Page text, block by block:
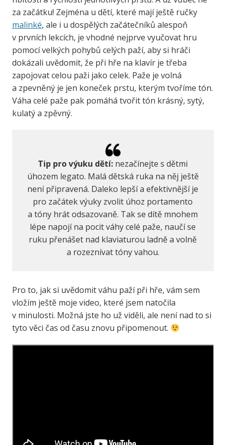
za začátku! Zejména u dětí, které mají ještě ručky
malinké, ale i u dospělých začátečníků alespoň
v prvních lekcích, je vhodné nejprve vyučovat hru
pomocí velkých pohybů celých paží, aby si hráči
dokázali uvědomit, že při hře na klavír je třeba
zapojovat celou paži jako celek. Paže je volná
a zpevněný je jen koneček prstu, kterým tvoříme tón.
Váha celé paže pak pomáhá tvořit tón krásný, sytý,
kulatý a zpěvný.
Tip pro výuku dětí: nezačínejte s dětmi
úhozem legato. Malá dětská ruka na něj ještě
není připravená. Daleko lepší a efektivnější je
pro začátek výuky zvolit úhoz portamento
a tóny hrát odsazovaně. Tak se dítě mnohem
lépe napojí na pocit váhy celé paže, naučí se
ruku přenášet nad klaviaturou ladně a volně
a rozeznívat tóny vahou.
Pro to, jak si uvědomit váhu paží při hře, vám sem
vložím ještě moje video, které jsem natočila
v minulosti. Možná jste ho už viděli, ale není nad to si
tyto věci čas od času znovu připomenout.